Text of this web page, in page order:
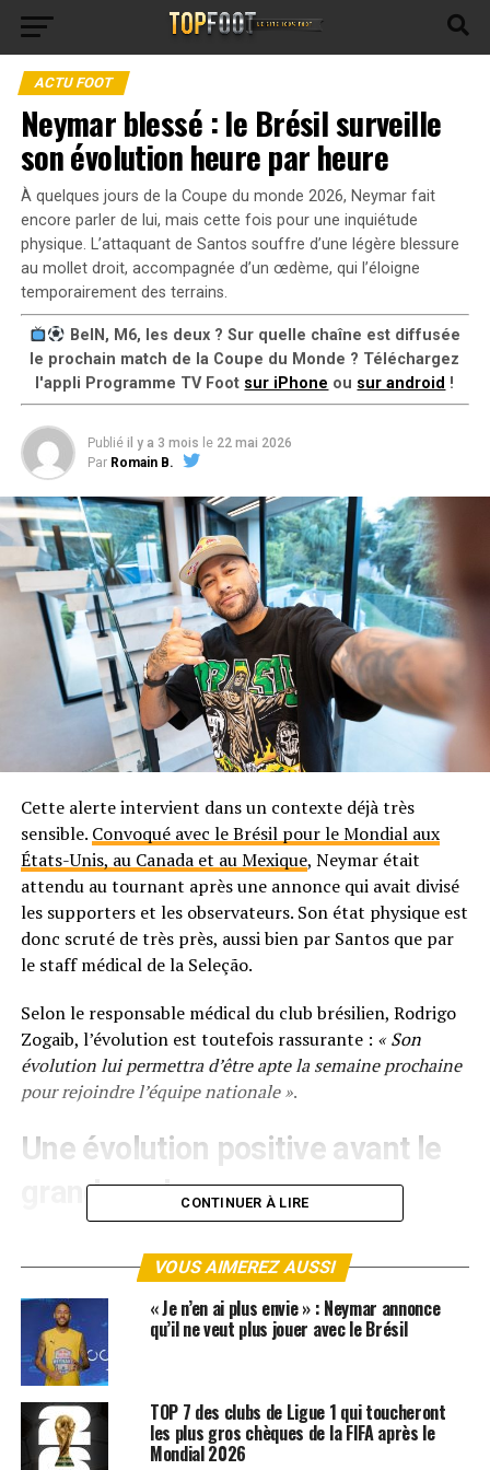
ACTU FOOT
Neymar blessé : le Brésil surveille
son évolution heure par heure
À quelques jours de la Coupe du monde 2026, Neymar fait
encore parler de lui, mais cette fois pour une inquiétude
physique. L’attaquant de Santos souffre d’une légère blessure
au mollet droit, accompagnée d’un œdème, qui l’éloigne
temporairement des terrains.
BeIN, M6, les deux ? Sur quelle chaîne est diffusée
le prochain match de la Coupe du Monde ? Téléchargez
l'appli Programme TV Foot sur iPhone ou sur android !
Publié il y a 3 mois le 22 mai 2026
Par Romain B.
Cette alerte intervient dans un contexte déjà très
sensible. Convoqué avec le Brésil pour le Mondial aux
États-Unis, au Canada et au Mexique, Neymar était
attendu au tournant après une annonce qui avait divisé
les supporters et les observateurs. Son état physique est
donc scruté de très près, aussi bien par Santos que par
le staff médical de la Seleção.
Selon le responsable médical du club brésilien, Rodrigo
Zogaib, l’évolution est toutefois rassurante : « Son
évolution lui permettra d’être apte la semaine prochaine
pour rejoindre l’équipe nationale ».
Une évolution positive avant le
grand rendez-vous
encourageantes.D’après Diário do Peixe, le traitement
les premiers signes seraient positifs. Neymar ne
ressentirait que de petites douleurs et continue
d’effectuer des exercices physiques au centre
L’objectif est clair : ne prendre aucun risque avant la
CONTINUER À LIRE
VOUS AIMEREZ AUSSI
« Je n’en ai plus envie » : Neymar annonce
qu’il ne veut plus jouer avec le Brésil
TOP 7 des clubs de Ligue 1 qui toucheront
les plus gros chèques de la FIFA après le
Mondial 2026